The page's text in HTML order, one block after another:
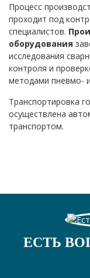
Процесс
проходит под
специалистов.
оборудования
исследования
контроля и
методами пневмо-
Транспортировка
осуществлена
транспортом.
ЕСТЬ